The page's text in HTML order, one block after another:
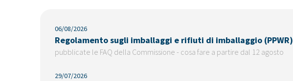
06/08/2026
Regolamento sugli imballaggi e rifiuti di imballaggio (PPWR)
pubblicate le FAQ della Commissione - cosa fare a partire dal 12 agosto
29/07/2026